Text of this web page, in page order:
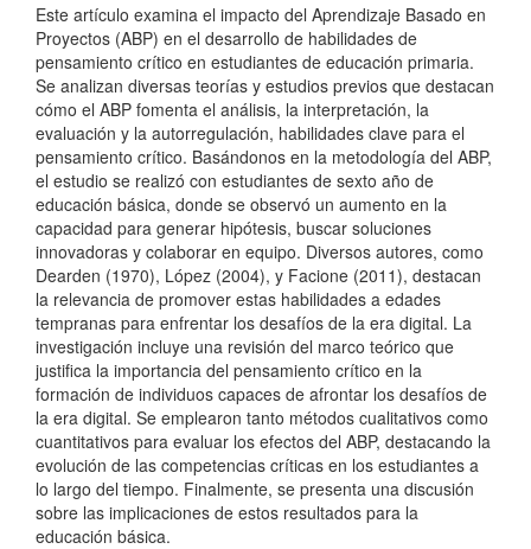
Este artículo examina el impacto del Aprendizaje Basado en
Proyectos (ABP) en el desarrollo de habilidades de
pensamiento crítico en estudiantes de educación primaria.
Se analizan diversas teorías y estudios previos que destacan
cómo el ABP fomenta el análisis, la interpretación, la
evaluación y la autorregulación, habilidades clave para el
pensamiento crítico. Basándonos en la metodología del ABP,
el estudio se realizó con estudiantes de sexto año de
educación básica, donde se observó un aumento en la
capacidad para generar hipótesis, buscar soluciones
innovadoras y colaborar en equipo. Diversos autores, como
Dearden (1970), López (2004), y Facione (2011), destacan
la relevancia de promover estas habilidades a edades
tempranas para enfrentar los desafíos de la era digital. La
investigación incluye una revisión del marco teórico que
justifica la importancia del pensamiento crítico en la
formación de individuos capaces de afrontar los desafíos de
la era digital. Se emplearon tanto métodos cualitativos como
cuantitativos para evaluar los efectos del ABP, destacando la
evolución de las competencias críticas en los estudiantes a
lo largo del tiempo. Finalmente, se presenta una discusión
sobre las implicaciones de estos resultados para la
educación básica.